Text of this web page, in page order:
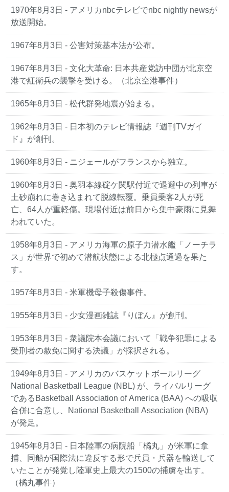
1970年8月3日 - アメリカnbcテレビでnbc nightly newsが
放送開始。
1967年8月3日 - 公害対策基本法が公布。
1967年8月3日 - 文化大革命: 日本共産党訪中団が北京空
港で紅衛兵の襲撃を受ける。（北京空港事件）
1965年8月3日 - 松代群発地震が始まる。
1962年8月3日 - 日本初のテレビ情報誌『週刊TVガイ
ド』が創刊。
1960年8月3日 - ニジェールがフランスから独立。
1960年8月3日 - 奥羽本線碇ケ関駅付近で退避中の列車が
土砂崩れに巻き込まれて脱線転覆。乗員乗客2人が死
亡、64人が重軽傷。現場付近は前日から集中豪雨に見舞
われていた。
1958年8月3日 - アメリカ海軍の原子力潜水艦「ノーチラ
ス」が世界で初めて潜航状態による北極点通過を果た
す。
1957年8月3日 - 米軍機母子殺傷事件。
1955年8月3日 - 少女漫画雑誌『りぼん』が創刊。
1953年8月3日 - 衆議院本会議において「戦争犯罪による
受刑者の赦免に関する決議」が採択される。
1949年8月3日 - アメリカのバスケットボールリーグ
National Basketball League (NBL) が、ライバルリーグ
であるBasketball Association of America (BAA) への吸収
合併に合意し、National Basketball Association (NBA)
が発足。
1945年8月3日 - 日本陸軍の病院船「橘丸」が米軍に拿
捕、同船が国際法に違反する形で兵員・兵器を輸送して
いたことが発覚し陸軍史上最大の1500の捕虜を出す。
（橘丸事件）